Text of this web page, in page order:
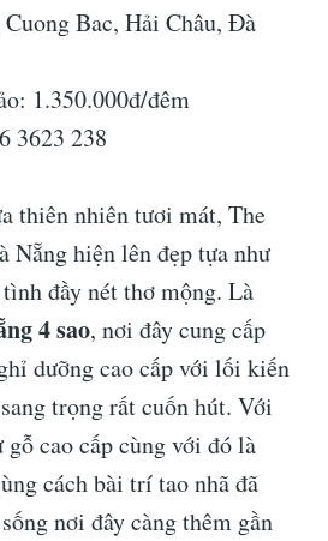
Bac, Hải Châu, Đà
1.350.000đ/đêm
3623 238
thiên nhiên tươi mát, The
Nẵng hiện lên đẹp tựa như
đầy nét thơ mộng. Là
4 sao, nơi đây cung cấp
dưỡng cao cấp với lối kiến
trọng rất cuốn hút. Với
cao cấp cùng với đó là
cách bài trí tao nhã đã
nơi đây càng thêm gần